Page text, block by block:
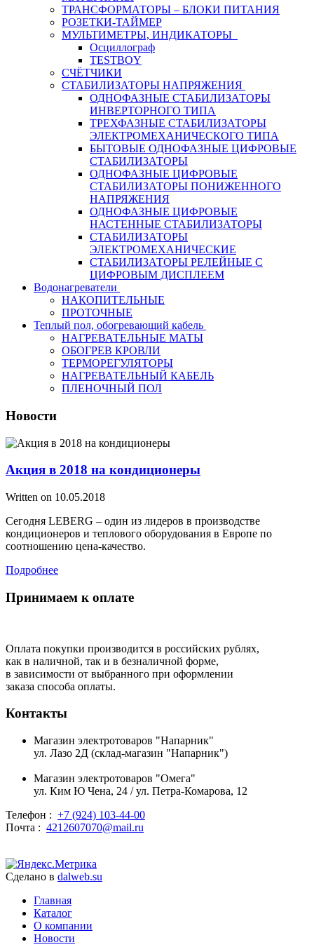
ТРАНСФОРМАТОРЫ – БЛОКИ ПИТАНИЯ
РОЗЕТКИ-ТАЙМЕР
МУЛЬТИМЕТРЫ, ИНДИКАТОРЫ
Осциллограф
TESTBOY
СЧЁТЧИКИ
СТАБИЛИЗАТОРЫ НАПРЯЖЕНИЯ
ОДНОФАЗНЫЕ СТАБИЛИЗАТОРЫ
ИНВЕРТОРНОГО ТИПА
ТРЕХФАЗНЫЕ СТАБИЛИЗАТОРЫ
ЭЛЕКТРОМЕХАНИЧЕСКОГО ТИПА
БЫТОВЫЕ ОДНОФАЗНЫЕ ЦИФРОВЫЕ
СТАБИЛИЗАТОРЫ
ОДНОФАЗНЫЕ ЦИФРОВЫЕ
СТАБИЛИЗАТОРЫ ПОНИЖЕННОГО
НАПРЯЖЕНИЯ
ОДНОФАЗНЫЕ ЦИФРОВЫЕ
НАСТЕННЫЕ СТАБИЛИЗАТОРЫ
СТАБИЛИЗАТОРЫ
ЭЛЕКТРОМЕХАНИЧЕСКИЕ
СТАБИЛИЗАТОРЫ РЕЛЕЙНЫЕ С
ЦИФРОВЫМ ДИСПЛЕЕМ
Водонагреватели
НАКОПИТЕЛЬНЫЕ
ПРОТОЧНЫЕ
Теплый пол, обогревающий кабель
НАГРЕВАТЕЛЬНЫЕ МАТЫ
ОБОГРЕВ КРОВЛИ
ТЕРМОРЕГУЛЯТОРЫ
НАГРЕВАТЕЛЬНЫЙ КАБЕЛЬ
ПЛЕНОЧНЫЙ ПОЛ
Новости
Акция в 2018 на кондиционеры
Written on 10.05.2018
Сегодня LEBERG – один из лидеров в производстве
кондиционеров и теплового оборудования в Европе по
соотношению цена-качество.
Подробнее
Принимаем к оплате
Оплата покупки производится в российских рублях,
как в наличной, так и в безналичной форме,
в зависимости от выбранного при оформлении
заказа способа оплаты.
Контакты
Магазин электротоваров "Напарник"
ул. Лазо 2Д (склад-магазин "Напарник")
Магазин электротоваров "Омега"
ул. Ким Ю Чена, 24 / ул. Петра-Комарова, 12
Телефон : +7 (924) 103-44-00
Почта : 4212607070@mail.ru
Сделано в dalweb.su
Главная
Каталог
О компании
Новости